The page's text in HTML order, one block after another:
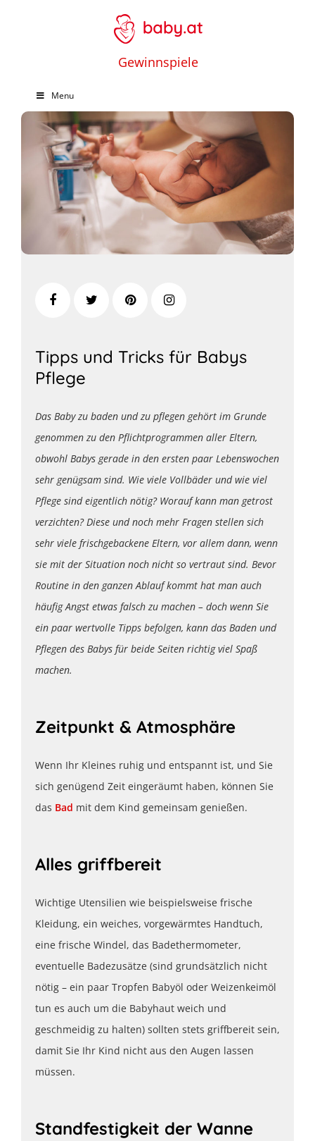
Gewinnspiele
Menu
Tipps und Tricks für Babys
Pflege
Das Baby zu baden und zu pflegen gehört im Grunde
genommen zu den Pflichtprogrammen aller Eltern,
obwohl Babys gerade in den ersten paar Lebenswochen
sehr genügsam sind. Wie viele Vollbäder und wie viel
Pflege sind eigentlich nötig? Worauf kann man getrost
verzichten? Diese und noch mehr Fragen stellen sich
sehr viele frischgebackene Eltern, vor allem dann, wenn
sie mit der Situation noch nicht so vertraut sind. Bevor
Routine in den ganzen Ablauf kommt hat man auch
häufig Angst etwas falsch zu machen – doch wenn Sie
ein paar wertvolle Tipps befolgen, kann das Baden und
Pflegen des Babys für beide Seiten richtig viel Spaß
machen.
Zeitpunkt & Atmosphäre
Wenn Ihr Kleines ruhig und entspannt ist, und Sie
sich genügend Zeit eingeräumt haben, können Sie
das Bad mit dem Kind gemeinsam genießen.
Alles griffbereit
Wichtige Utensilien wie beispielsweise frische
Kleidung, ein weiches, vorgewärmtes Handtuch,
eine frische Windel, das Badethermometer,
eventuelle Badezusätze (sind grundsätzlich nicht
nötig – ein paar Tropfen Babyöl oder Weizenkeimöl
tun es auch um die Babyhaut weich und
geschmeidig zu halten) sollten stets griffbereit sein,
damit Sie Ihr Kind nicht aus den Augen lassen
müssen.
Standfestigkeit der Wanne